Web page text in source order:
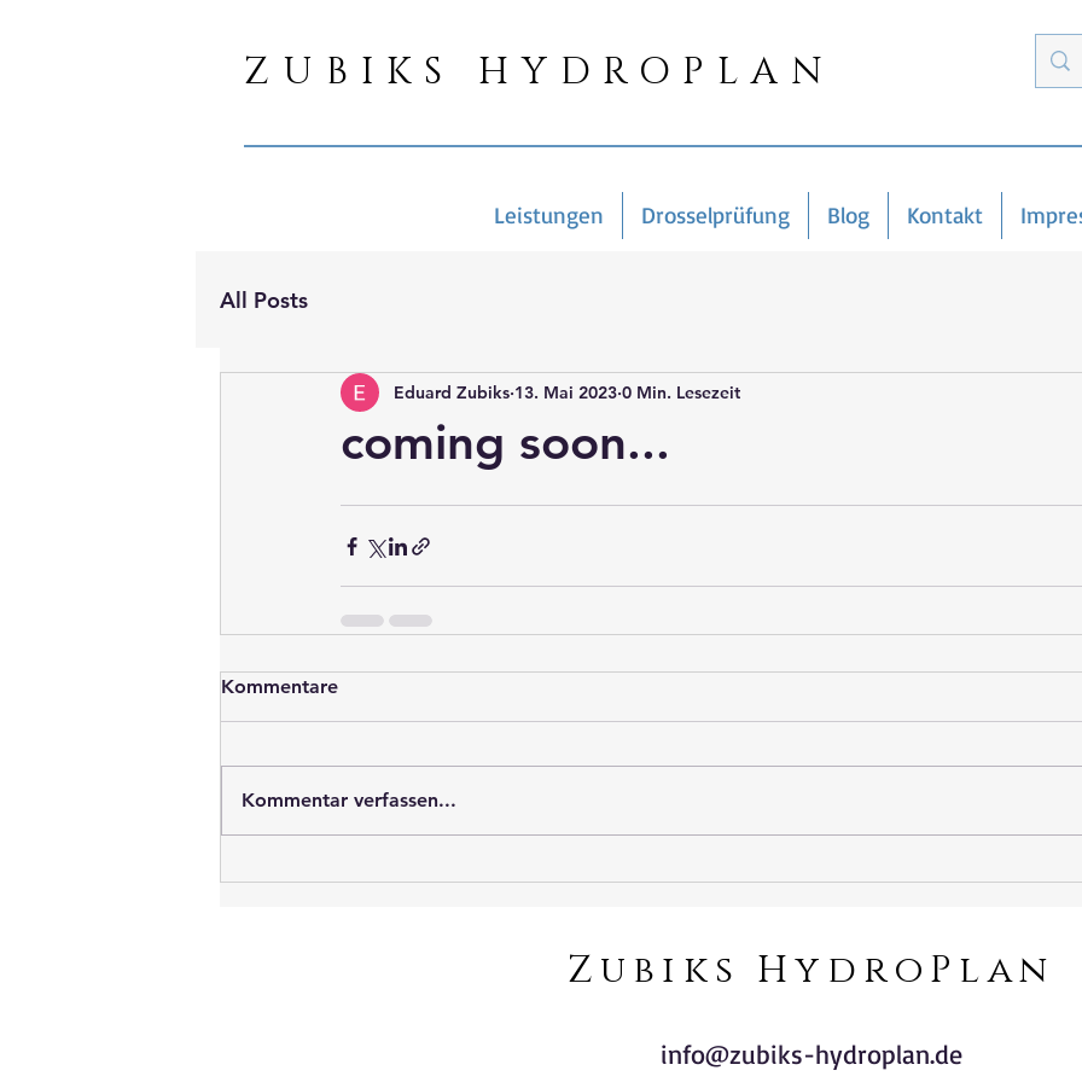
ZUBIKS HYDROPLAN
Leistungen Drosselprüfung Blog Kontakt
All Posts
coming soon...
Eduard Zubiks 13. Mai 2023 0 Min. Lesezeit
Kommentare
Kommentar verfassen...
Zubiks HydroPlan
info@zubiks-hydroplan.de